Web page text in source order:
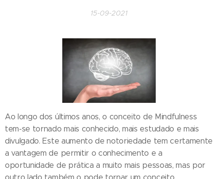
15-09-2021
Ao longo dos últimos anos, o conceito de Mindfulness
tem-se tornado mais conhecido, mais estudado e mais
divulgado. Este aumento de notoriedade tem certamente
a vantagem de permitir o conhecimento e a
oportunidade de prática a muito mais pessoas, mas por